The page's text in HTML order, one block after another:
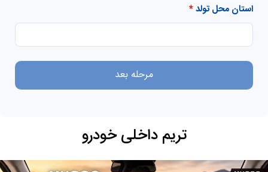
استان محل تولد*
مرحله بعد
تریم داخلی خودرو